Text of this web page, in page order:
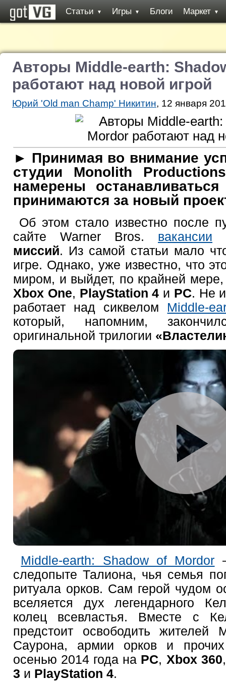
Статьи ▼ Игры ▼ Блоги Маркет ▼
Авторы Middle-earth:
работают над новой игрой
Юрий 'Old man Champ' Никитин, 12 января
► Принимая во внимание
студии Monolith
намерены
принимаются за новый
Об этом стало известно после
сайте Warner Bros. вакансии
миссий. Из самой статьи мало
игре. Однако, уже известно, что
миром, и выйдет, по крайней мере,
Xbox One, PlayStation 4 и PC. Не
работает над сиквелом Middle-
который, напомним,
оригинальной трилогии
Middle-earth: Shadow of Mordor
следопыте Талиона, чья семья
ритуала орков. Сам герой чудом
вселяется дух легендарного
колец всевластья. Вместе с
предстоит освободить жителей
Саурона, армии орков и
осенью 2014 года на PC, Xbox 360
3 и PlayStation 4.